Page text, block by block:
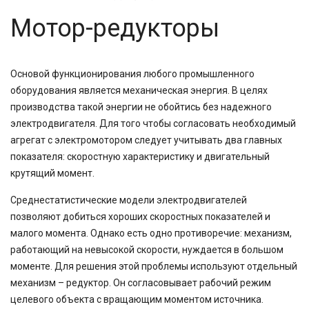
20,9
25
26,8
29,88
30
30,3
38,5
40
45
47,58
48,08
52
54,02
60
Мотор-редукторы
Основой функционирования любого промышленного
оборудования является механическая энергия. В целях
производства такой энергии не обойтись без надежного
электродвигателя. Для того чтобы согласовать необходимый
агрегат с электромотором следует учитывать два главных
показателя: скоростную характеристику и двигательный
крутящий момент.
Среднестатистические модели электродвигателей
позволяют добиться хороших скоростных показателей и
малого момента. Однако есть одно противоречие: механизм,
работающий на невысокой скорости, нуждается в большом
моменте. Для решения этой проблемы используют отдельный
механизм – редуктор. Он согласовывает рабочий режим
целевого объекта с вращающим моментом источника.